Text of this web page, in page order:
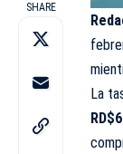
SHARE
La